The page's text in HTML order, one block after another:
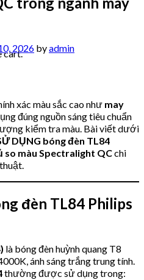
cart.2026 byadmin
xác màu sắc cao như may
đúng nguồn sáng tiêu chuẩn
kiểm tra màu. Bài viết dưới
DỤNG bóng đèn TL84
so màu Spectralight QCchi
đèn TL84 Philips
là bóng đèn huỳnh quang T8
ánh sáng trắng trung tính.
thường được sử dụng trong: